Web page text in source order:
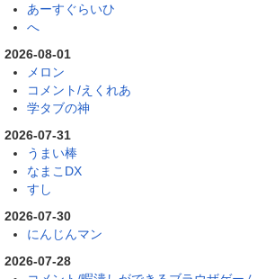
あーすぐらいひ
へ
2026-08-01
メロン
コメント/えくれあ
学タブの神
2026-07-31
うまい棒
なまこDX
すし
2026-07-30
にんじんマン
2026-07-28